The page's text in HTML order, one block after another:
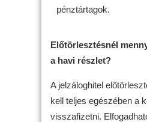
pénztártagok.
Előtörlesztésnél
a havi részlet?
A jelzáloghitel
kell teljes egészében a
visszafizetni.